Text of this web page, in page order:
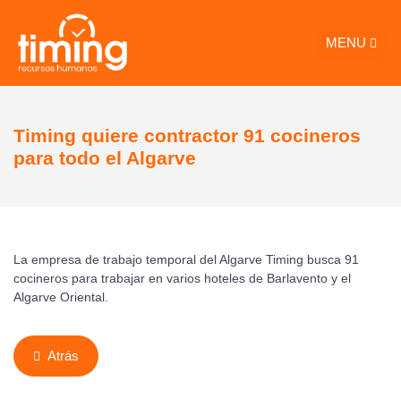
MENU
Timing quiere contractor 91 cocineros
para todo el Algarve
La empresa de trabajo temporal del Algarve Timing busca 91
cocineros para trabajar en varios hoteles de Barlavento y el
Algarve Oriental.
Atrás